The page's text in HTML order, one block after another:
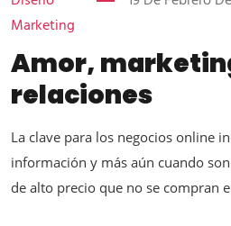
Marketing
Amor,
relaciones
La clave para los negocios online
información y más aún cuando
de alto precio que no se compran